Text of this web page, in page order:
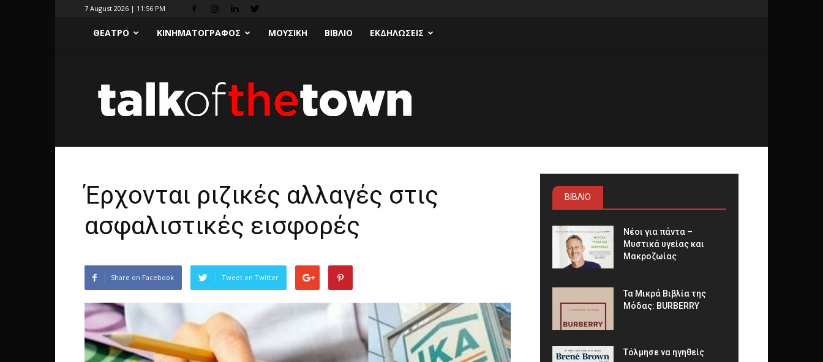
7 August 2026 | 11:56 PM
ΘΕΑΤΡΟ ΚΙΝΗΜΑΤΟΓΡΑΦΟΣ ΜΟΥΣΙΚΗ ΒΙΒΛΙΟ ΕΚΔΗΛΩΣΕΙΣ
Έρχονται ριζικές αλλαγές στις
ασφαλιστικές εισφορές
Share on Facebook Tweet on Twitter
ΒΙΒΛΙΟ
Νέοι για πάντα –
Μυστικά υγείας και
Μακροζωίας
Τα Μικρά Βιβλία της
Μόδας: BURBERRY
Τόλμησε να ηγηθείς